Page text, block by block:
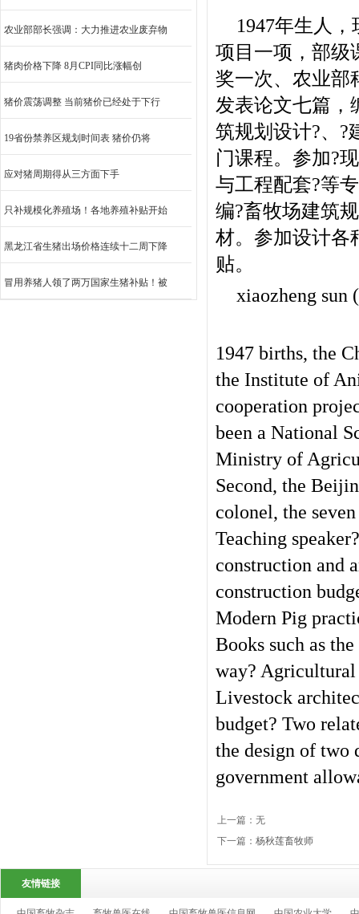
农业部部长强调：大力推进农业废弃物
猪肉价格下降 8月CPI同比涨幅创
猪价震荡调整 当前猪价已经处于下行
19省份禁养区规划时间表 猪价仍将
应对猪周期得从三方面下手
只补规模化养殖场！各地养殖补贴开始
黑龙江省生猪出场价格连续十二周下降
冒用养猪人领了两万国家生猪补贴！被
1947年生人
项目一项，部级
奖一次、农业部
发表论文七篇，
筑规划设计?、?
门课程。参加?
与工程配套?等
编?畜牧场建筑
材。参加设计各
贴。
xiaozheng sun
1947 births, the
the Institute of
cooperation
been a National
Ministry of
Second, the
colonel, the
Teaching
construction and
construction
Modern Pig
Books such as
way?
Livestock
budget? Two
the design of two
government
上一篇：无
下一篇： 杨秋莲畜牧师
友情链接